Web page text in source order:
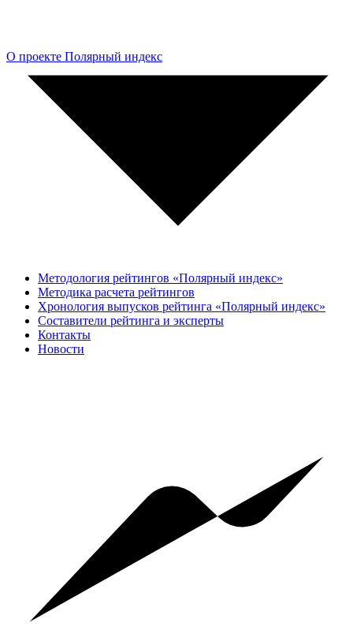
О проекте Полярный индекс
Методология рейтингов «Полярный индекс»
Методика расчета рейтингов
Хронология выпусков рейтинга «Полярный индекс»
Составители рейтинга и эксперты
Контакты
Новости